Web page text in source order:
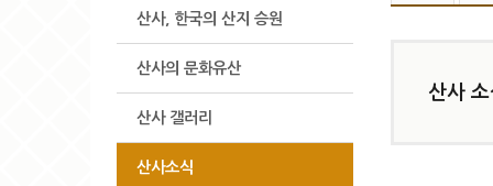
산사, 한국의 산지 승원
산사의 문화유산
산사 갤러리
산사소식
산사